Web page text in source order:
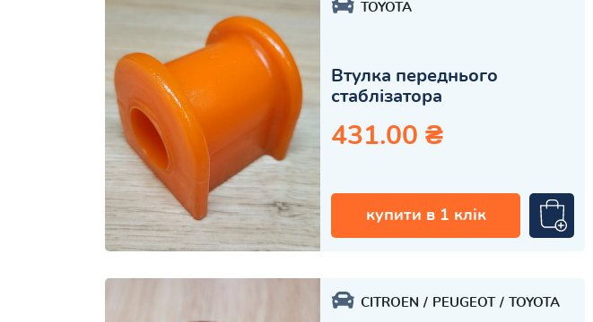
TOYOTA
Втулка переднього
стаблізатора
431.00 ₴
купити в 1 клік
CITROEN PEUGEOT TOYOTA